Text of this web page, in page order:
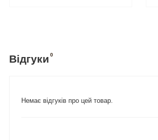
Відгуки 0
Немає відгуків про цей товар.